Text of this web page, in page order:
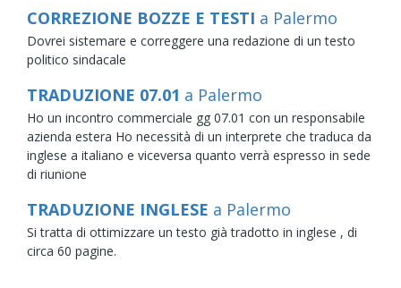
CORREZIONE BOZZE E TESTI a Palermo
Dovrei sistemare e correggere una redazione di un testo
politico sindacale
TRADUZIONE 07.01 a Palermo
Ho un incontro commerciale gg 07.01 con un responsabile
azienda estera Ho necessità di un interprete che traduca da
inglese a italiano e viceversa quanto verrà espresso in sede
di riunione
TRADUZIONE INGLESE a Palermo
Si tratta di ottimizzare un testo già tradotto in inglese , di
circa 60 pagine.